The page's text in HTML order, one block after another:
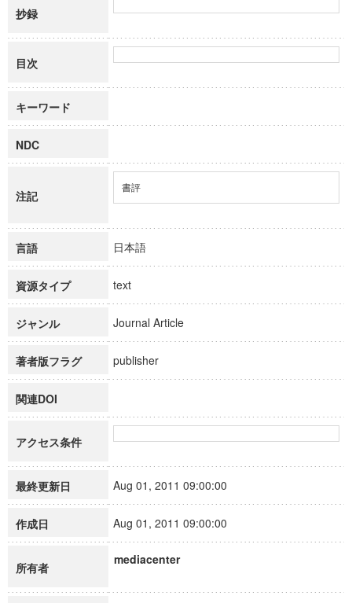
抄録
目次
キーワード
NDC
注記
書評
言語 日本語
資源タイプ text
ジャンル Journal Article
著者版フラグ publisher
関連DOI
アクセス条件
最終更新日 Aug 01, 2011 09:00:00
作成日 Aug 01, 2011 09:00:00
所有者
mediacenter